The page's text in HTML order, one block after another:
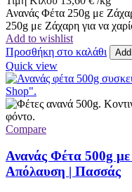
Ανανάς Φέτα 250g με
250g με Ζάχαρη για να
Add to wishlist
Προσθήκη στο καλάθι
Quick view
Compare
Ανανάς Φέτα 500g
Απόλαυση | Πασσάς